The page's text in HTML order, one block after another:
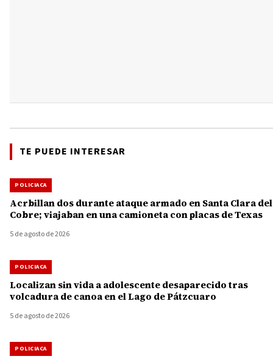
TE PUEDE INTERESAR
POLICIACA
Acrbillan dos durante ataque armado en Santa Clara del
Cobre; viajaban en una camioneta con placas de Texas
5 de agosto de 2026
POLICIACA
Localizan sin vida a adolescente desaparecido tras
volcadura de canoa en el Lago de Pátzcuaro
5 de agosto de 2026
POLICIACA